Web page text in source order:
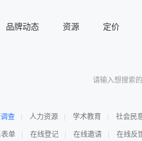
品牌动态 资源 定价
查 人力资源 学术教育 社会民
单 在线登记 在线邀请 在线反